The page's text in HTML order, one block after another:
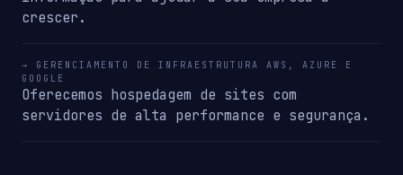
crescer.
→ GERENCIAMENTO DE INFRAESTRUTURA AWS, AZURE E
GOOGLE
Oferecemos hospedagem de sites com
servidores de alta performance e segurança.